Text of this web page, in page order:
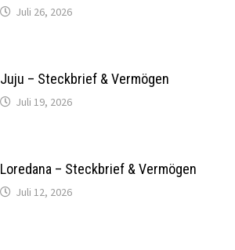
Juli 26, 2026
Juju – Steckbrief & Vermögen
Juli 19, 2026
Loredana – Steckbrief & Vermögen
Juli 12, 2026